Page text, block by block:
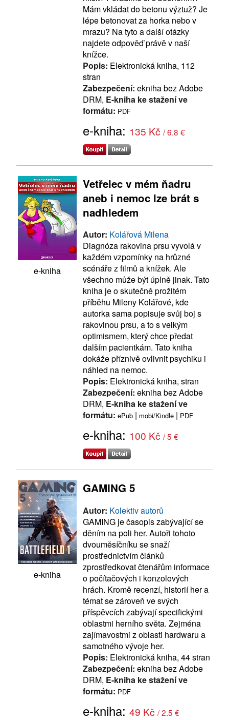
Mám vkládat do betonu výztuž? Je
lépe betonovat za horka nebo v
mrazu? Na tyto a další otázky
najdete odpověď právě v naší
knížce.
Popis: Elektronická kniha, 112
stran
Zabezpečení: ekniha bez Adobe
DRM, E-kniha ke stažení ve
formátu: PDF
e-kniha: 135 Kč / 6.8 €
e-kniha
Vetřelec v mém ňadru
aneb i nemoc lze brát s
nadhledem
Autor: Kolářová Milena
Diagnóza rakovina prsu vyvolá v
každém vzpomínky na hrůzné
scénáře z filmů a knížek. Ale
všechno může být úplně jinak. Tato
kniha je o skutečně prožitém
příběhu Mileny Kolářové, kde
autorka sama popisuje svůj boj s
rakovinou prsu, a to s velkým
optimismem, který chce předat
dalším pacientkám. Tato kniha
dokáže příznivě ovlivnit psychiku i
náhled na nemoc.
Popis: Elektronická kniha, stran
Zabezpečení: ekniha bez Adobe
DRM, E-kniha ke stažení ve
formátu: ePub | mobi/Kindle | PDF
e-kniha: 100 Kč / 5 €
e-kniha
GAMING 5
Autor: Kolektiv autorů
GAMING je časopis zabývající se
děním na poli her. Autoři tohoto
dvouměsíčníku se snaží
prostřednictvím článků
zprostředkovat čtenářům informace
o počítačových i konzolových
hrách. Kromě recenzí, historií her a
témat se zároveň ve svých
příspěvcích zabývají specifickými
oblastmi herního světa. Zejména
zajímavostmi z oblasti hardwaru a
samotného vývoje her.
Popis: Elektronická kniha, 44 stran
Zabezpečení: ekniha bez Adobe
DRM, E-kniha ke stažení ve
formátu: PDF
e-kniha: 49 Kč / 2.5 €